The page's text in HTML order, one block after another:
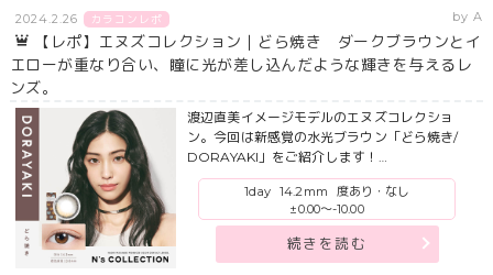
2024.2.26 カラコンレポ by A
【レポ】エヌズコレクション｜どら焼き ダークブラウンとイ
エローが重なり合い、瞳に光が差し込んだような輝きを与えるレ
ンズ。
渡辺直美イメージモデルのエヌズコレクショ
ン。今回は新感覚の水光ブラウン「どら焼き/
DORAYAKI」をご紹介します！…
1day 14.2mm
度あり・なし
±0.00～-10.00
続きを読む